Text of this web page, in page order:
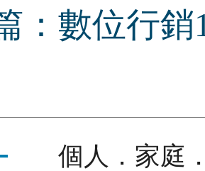
：數位行
個人．家庭